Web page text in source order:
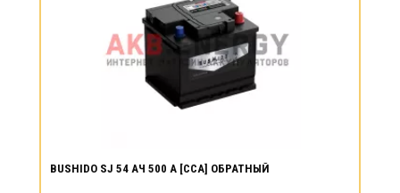
BUSHIDO SJ 54 АЧ 500 А [CCA] ОБРАТНЫЙ